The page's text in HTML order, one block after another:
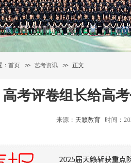
首页 >> 艺考资讯 >> 正文
高考评卷组长给高
来源： 天籁教育 时间：